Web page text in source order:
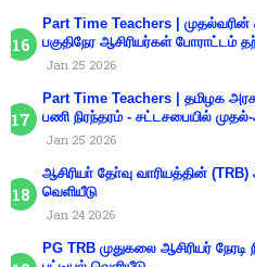
Part Time Teachers | முதல்வரின்
பகுதிநேர ஆசிரியர்கள் போராட்டம்
Jan 25 2026
Part Time Teachers | தமிழக
பணி நிரந்தரம் - சட்டசபையில்
Jan 25 2026
ஆசிரியா் தோ்வு வாரியத்தின்
வெளியீடு
Jan 24 2026
PG TRB முதுகலை ஆசிரியர்